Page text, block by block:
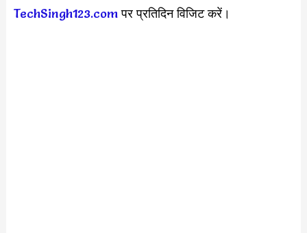
TechSingh123.comपर प्रतिदिन विजिट करें।